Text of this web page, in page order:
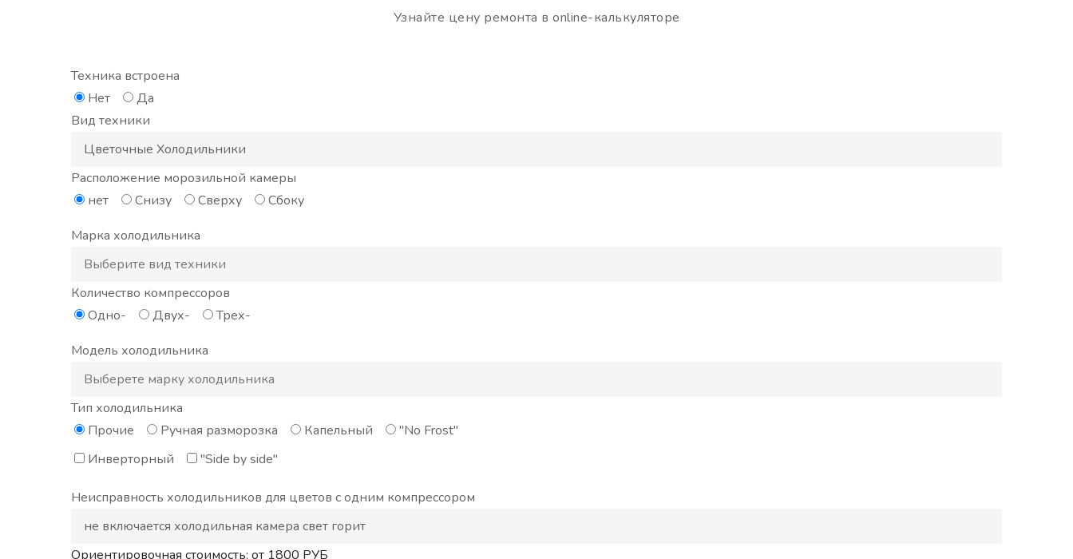
Узнайте цену ремонта в online-калькуляторе
Техника встроена
Нет
Да
Вид техники
Расположение морозильной камеры
нет
Снизу Сверху
Сбоку
Марка холодильника
Количество компрессоров
Одно-
Двух-
Трех-
Модель холодильника
Тип холодильника
Прочие
Ручная разморозка Капельный
"No Frost"
Инверторный
"Side by side"
Неисправность холодильников для цветов с одним компрессором
Ориентировочная стоимость: от 1800 РУБ